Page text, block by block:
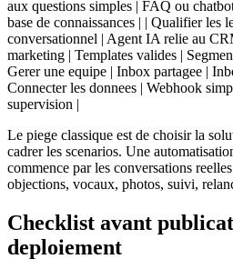
aux questions simples | FAQ ou
base de connaissances | | Qualifier les
conversationnel | Agent IA relie au
marketing | Templates valides |
Gerer une equipe | Inbox partagee |
Connecter les donnees | Webhook
supervision |
Le piege classique est de choisir la
cadrer les scenarios. Une
commence par les conversations
objections, vocaux, photos, suivi,
Checklist avant
deploiement